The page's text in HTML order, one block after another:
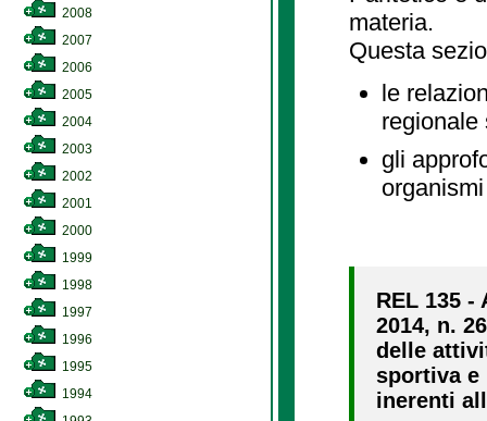
2008
2007
2006
2005
2004
2003
2002
2001
2000
1999
1998
1997
1996
1995
1994
materia.
Questa
le
regionale
gli
REL 135
2014, n.
delle
sportiva
inerenti